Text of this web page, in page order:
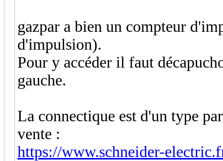
gazpar a bien un compteur
d'impulsion).
Pour y accéder il faut
gauche.
La connectique est d'un type
vente :
https://www.schneider-